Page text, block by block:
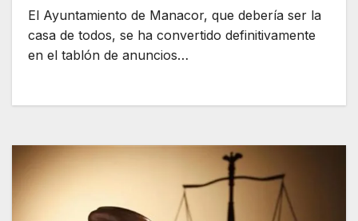
El Ayuntamiento de Manacor, que debería ser la
casa de todos, se ha convertido definitivamente
en el tablón de anuncios…